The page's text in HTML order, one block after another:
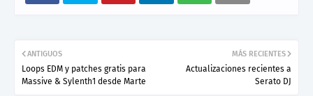
MÁS RECIENTES
Actualizaciones recientes a
Serato DJ
ANTIGUOS
Loops EDM y patches gratis para
Massive & Sylenth1 desde Marte